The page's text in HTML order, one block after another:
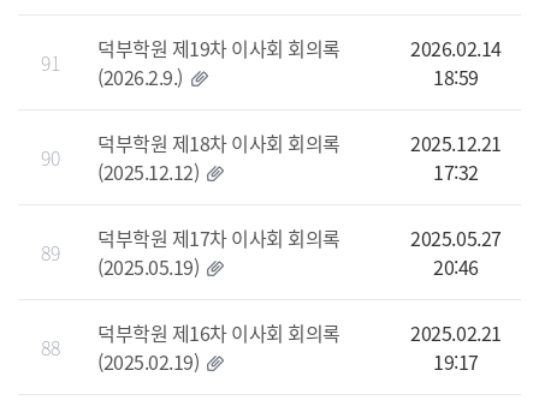
91
덕부학원 제19차 이사회 회의록
(2026.2.9.)
2026.02.14
18:59
90
덕부학원 제18차 이사회 회의록
(2025.12.12)
2025.12.21
17:32
89
덕부학원 제17차 이사회 회의록
(2025.05.19)
2025.05.27
20:46
88
덕부학원 제16차 이사회 회의록
(2025.02.19)
2025.02.21
19:17